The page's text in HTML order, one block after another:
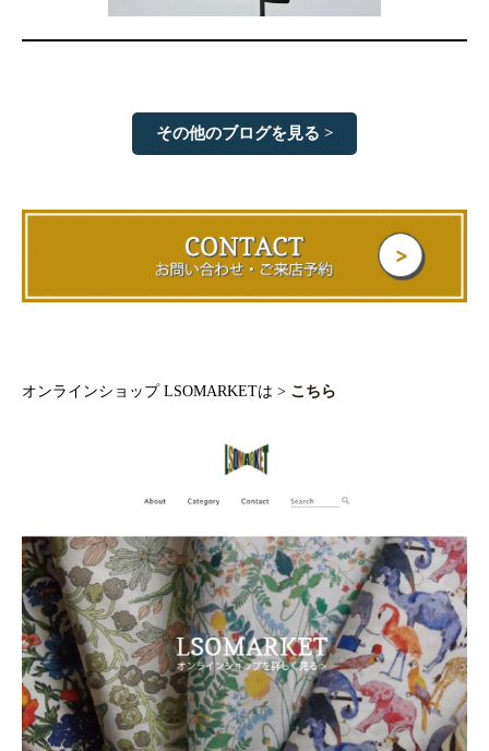
その他のブログを見る >
オンラインショップ LSOMARKETは > こちら